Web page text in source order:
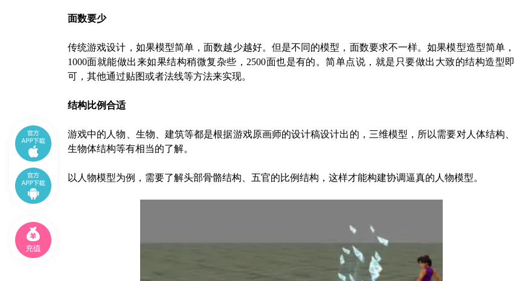
面数要少
传统游戏设计，如果模型简单，面数越少越好。但是不同的模型，面数要求不一样。如果模型造型简单，
1000面就能做出来如果结构稍微复杂些，2500面也是有的。简单点说，就是只要做出大致的结构造型即
可，其他通过贴图或者法线等方法来实现。
结构比例合适
游戏中的人物、生物、建筑等都是根据游戏原画师的设计稿设计出的，三维模型，所以需要对人体结构、
生物体结构等有相当的了解。
以人物模型为例，需要了解头部骨骼结构、五官的比例结构，这样才能构建协调逼真的人物模型。